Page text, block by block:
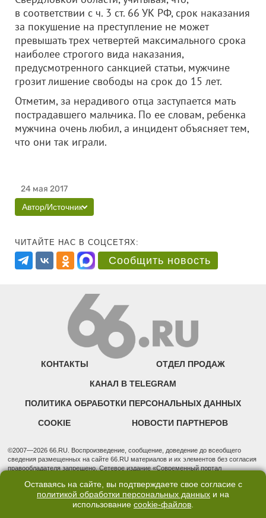
в соответствии с ч. 3 ст. 66 УК РФ, срок наказания
за покушение на преступление не может
превышать трех четвертей максимального срока
наиболее строгого вида наказания,
предусмотренного санкцией статьи, мужчине
грозит лишение свободы на срок до 15 лет.
Отметим, за нерадивого отца заступается мать
пострадавшего мальчика. По ее словам, ребенка
мужчина очень любил, а инцидент объясняет тем,
что они так играли.
24 мая 2017
Автор/Источник
ЧИТАЙТЕ НАС В СОЦСЕТЯХ:
Сообщить новость
КОНТАКТЫ ОТДЕЛ ПРОДАЖ
КАНАЛ В TELEGRAM
ПОЛИТИКА ОБРАБОТКИ ПЕРСОНАЛЬНЫХ ДАННЫХ
COOKIE НОВОСТИ ПАРТНЕРОВ
©2007—2026 66.RU. Воспроизведение, сообщение, доведение до всеобщего
сведения размещенных на сайте 66.RU материалов и их элементов без согласия
правообладателя запрещено. Сетевое издание «Современный портал
надзору в сфере связи, информационных технологий и массовых коммуникаций
(Роскомнадзор). Регистрационный номер ЭЛ № ФС 77 - 76634 от 02.09.2019
Учредитель: Общество с ограниченной ответственностью "66.ру". Юридический
Оставаясь на сайте, вы подтверждаете свое согласие с
политикой обработки персональных данных и на
использование cookie-файлов.